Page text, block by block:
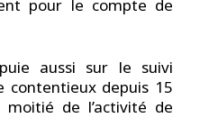
pour le compte de
aussi sur le suivi
contentieux depuis 15
de l’activité de